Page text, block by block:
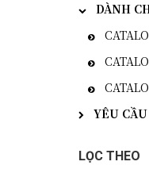
DÀNH
YÊU
LỌC THEO